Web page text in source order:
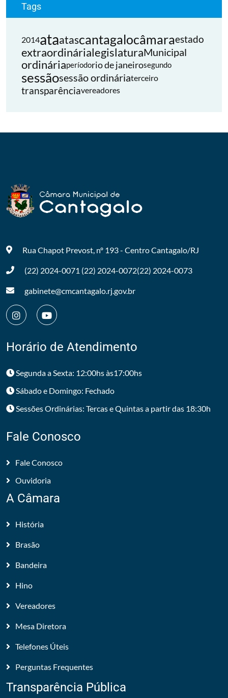
Tags
2014ataatascantagalocâmaraestado
extraordinárialegislaturaMunicipal
ordináriaperíodorio de janeirosegundo
sessãosessão ordináriaterceiro
transparênciavereadores
Rua Chapot Prevost, nº 193 - CentroCantagalo/RJ
(22) 2024-0071 (22) 2024-0072(22) 2024-0073
gabinete@cmcantagalo.rj.gov.br
Horário de Atendimento
Segunda a Sexta: 12:00hs às17:00hs
Sábado e Domingo: Fechado
Sessões Ordinárias: Tercas e Quintas a partir das 18:30h
Fale Conosco
Fale Conosco
Ouvidoria
A Câmara
História
Brasão
Bandeira
Hino
Vereadores
Mesa Diretora
Telefones Úteis
Perguntas Frequentes
Transparência Pública